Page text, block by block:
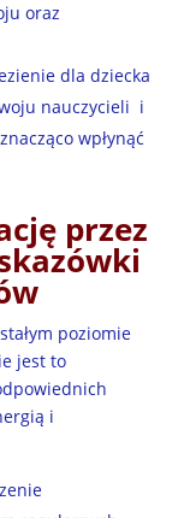
oraz
dla dziecka
nauczycieli i
wpłynąć
przez
poziomie
jest to
i